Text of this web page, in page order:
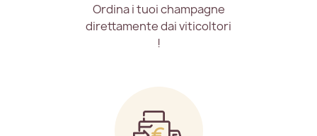
Ordina i tuoi champagne
direttamente dai viticoltori
!